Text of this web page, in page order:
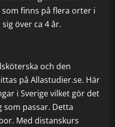
finns på flera orter i
över ca 4 år.
och den
på Allastudier.se. Här
i Sverige vilket gör det
passar. Detta
Med distanskurs